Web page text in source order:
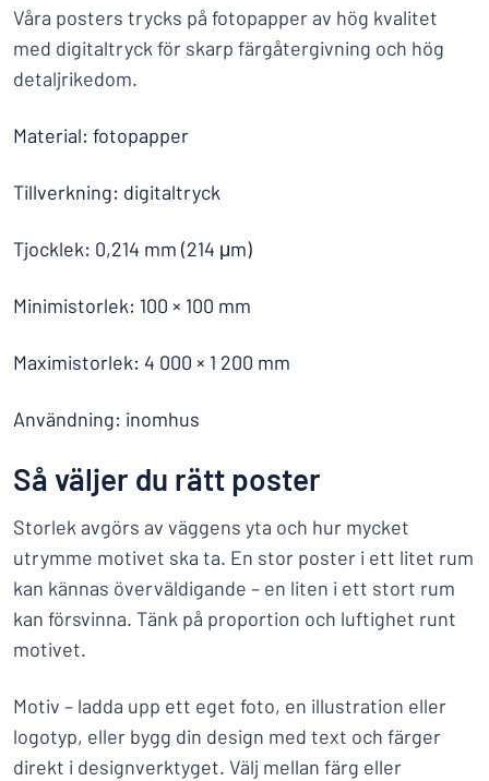
Våra posters trycks på fotopapper av hög kvalitet
med digitaltryck för skarp färgåtergivning och hög
detaljrikedom.
Material: fotopapper
Tillverkning: digitaltryck
Tjocklek: 0,214 mm (214 μm)
Minimistorlek: 100 × 100 mm
Maximistorlek: 4 000 × 1 200 mm
Användning: inomhus
Så väljer du rätt poster
Storlek avgörs av väggens yta och hur mycket
utrymme motivet ska ta. En stor poster i ett litet rum
kan kännas överväldigande – en liten i ett stort rum
kan försvinna. Tänk på proportion och luftighet runt
motivet.
Motiv – ladda upp ett eget foto, en illustration eller
logotyp, eller bygg din design med text och färger
direkt i designverktyget. Välj mellan färg eller